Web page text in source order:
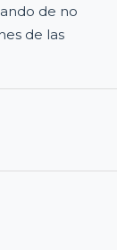
de no
de las